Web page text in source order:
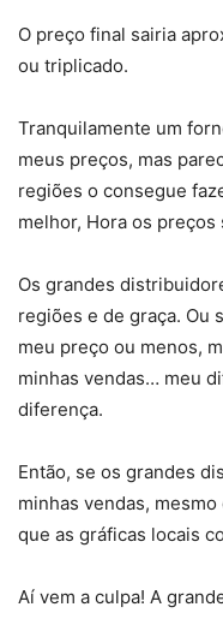
O preço final sairia
ou triplicado.
Tranquilamente um
meus preços, mas
regiões o consegue
melhor, Hora os preços
Os grandes
regiões e de graça. Ou
meu preço ou menos,
minhas vendas… meu
diferença.
Então, se os grandes
minhas vendas,
que as gráficas locais
Aí vem a culpa! A